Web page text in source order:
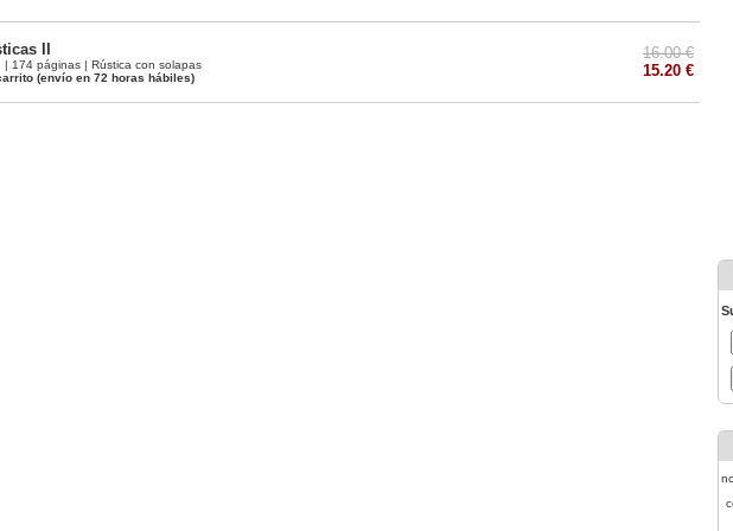
II
174 páginas | Rústica con solapas
(envío en 72 horas hábiles)
16.00 €
15.20 €